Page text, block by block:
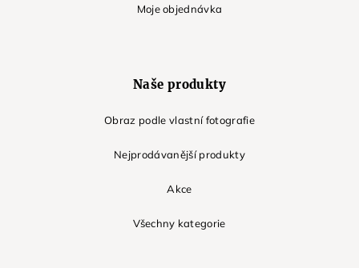
Moje objednávka
Naše produkty
Obraz podle vlastní fotografie
Nejprodávanější produkty
Akce
Všechny kategorie